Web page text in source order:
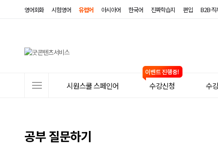
영어회화 시험영어 유럽어 아시아어 한국어 진짜학습지 편입 B2B·
뉴
시원스쿨 스페인어 수강신청 수
공부 질문하기